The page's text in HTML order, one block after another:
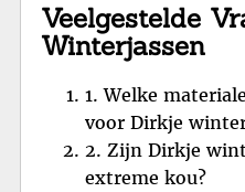
Veelgestelde
Winterjassen
1. Welke
voor Dirkje
2. Zijn Dirkje
extreme kou?